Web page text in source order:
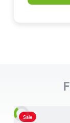
Sale